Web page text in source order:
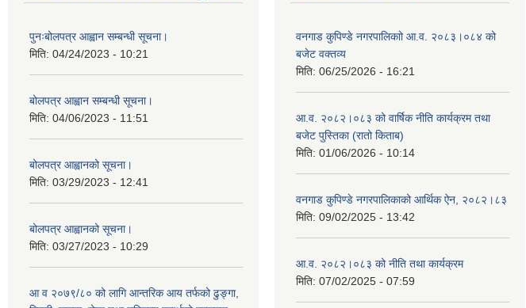
पुनःबोलपत्र आह्वान सम्बन्धी सूचना।
मिति: 04/24/2023 - 10:21
बोलपत्र आह्वान सम्बन्धी सूचना।
मिति: 04/06/2023 - 11:51
बोलपत्र आह्वानको सूचना।
मिति: 03/29/2023 - 12:41
बोलपत्र आह्वानको सूचना।
मिति: 03/27/2023 - 10:29
आ व २०७९/८० को लागि आन्तरिक आय तर्फको ढुङ्गा,
वनगाड कुपिण्डे नगरपालिकाो आ.व. २०८३।०८४ को
बजेट वक्तव्य
मिति: 06/25/2026 - 16:21
आ.व. २०८२।०८३ को वार्षिक नीति कार्यक्रम तथा
बजेट पुस्तिका (रातो किताब)
मिति: 01/06/2026 - 10:14
वनगाड कुपिण्डे नगरपालिकाको आर्थिक ऐन, २०८२।८३
मिति: 09/02/2025 - 13:42
आ.व. २०८२।०८३ को नीति तथा कार्यक्रम
मिति: 07/02/2025 - 07:59